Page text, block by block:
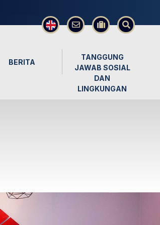
BERITA
TANGGUNG
JAWAB SOSIAL
DAN
LINGKUNGAN